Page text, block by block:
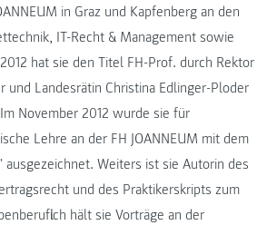
in Graz und Kapfenberg an den
IT-Recht & Management sowie
hat sie den Titel FH-Prof. durch Rektor
und Landesrätin Christina Edlinger-Ploder
November 2012 wurde sie für
Lehre an der FH JOANNEUM mit dem
ausgezeichnet. Weiters ist sie Autorin des
und des Praktikerskripts zum
hält sie Vorträge an der